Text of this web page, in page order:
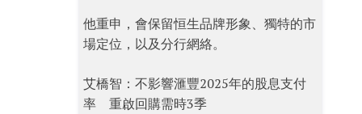
他重申，會保留恒生品牌形象、獨特的市
場定位，以及分行網絡。
艾橋智：不影響滙豐2025年的股息支付
率 重啟回購需時3季